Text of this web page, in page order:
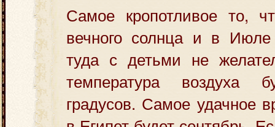
Самое кропотливое то,
вечного солнца и в Июле
туда с детьми не
температура воздуха
градусов. Самое удачное